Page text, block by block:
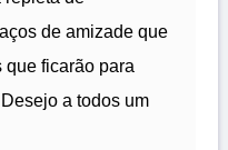
de amizade que
que ficarão para
a todos um